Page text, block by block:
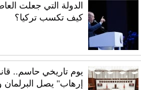
الدولة التي جعلت
كيف تكسب تركيا؟
يوم تاريخي حاسم..
إرهاب" يصل البرلمان